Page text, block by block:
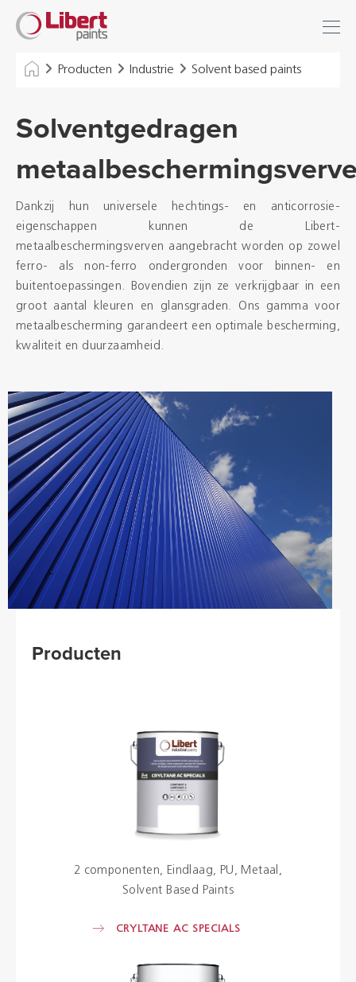
Libert
Paints Producten Industrie Solvent based paints
Solventgedragen
Dankzij hun universele hechtings- en anticorrosie-
eigenschappen kunnen de Libert-
metaalbeschermingsverven aangebracht worden op zowel
ferro- als non-ferro ondergronden voor binnen- en
buitentoepassingen. Bovendien zijn ze verkrijgbaar in een
groot aantal kleuren en glansgraden. Ons gamma voor
metaalbescherming garandeert een optimale bescherming,
kwaliteit en duurzaamheid.
Producten
2 componenten Eindlaag PU
Metaal
Solvent Based Paints
CRYLTANE AC SPECIALS
INDUSTRIE
VLOEREN
HYGIËNE OPLOSSINGEN
THINNERS & VARIA
Dealers
Referenties
Aalterpaint
NL FR